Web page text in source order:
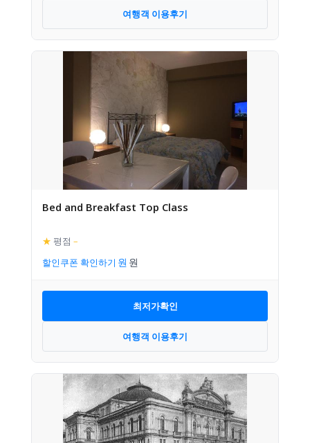
여행객 이용후기
Bed and Breakfast Top Class
★ 평점 –
할인쿠폰 확인하기
최저가확인
여행객 이용후기